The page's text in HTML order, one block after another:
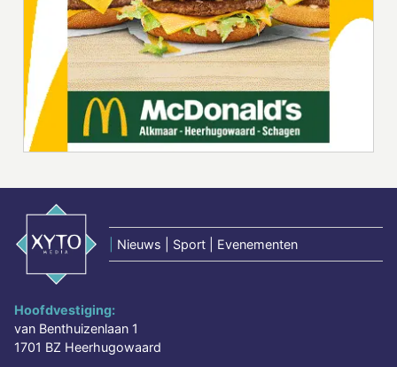
Nieuws | Sport | Evenementen
Hoofdvestiging:
van Benthuizenlaan 1
1701 BZ Heerhugowaard